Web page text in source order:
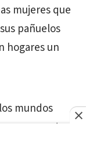
mujeres que
pañuelos
hogares un
mundos
en cuanto a